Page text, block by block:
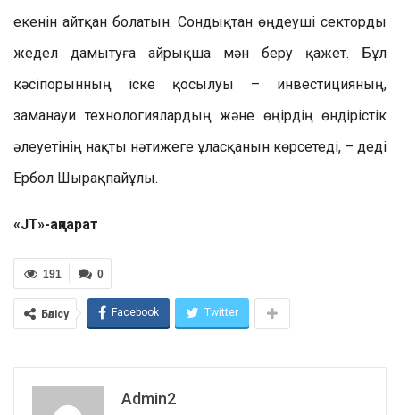
екенін айтқан болатын. Сондықтан өңдеуші секторды
жедел дамытуға айрықша мән беру қажет. Бұл
кәсіпорынның іске қосылуы – инвестицияның,
заманауи технологиялардың және өңірдің өндірістік
әлеуетінің нақты нәтижеге ұласқанын көрсетеді, – деді
Ербол Шырақпайұлы.
«JT»-ақпарат
0
191
Бөлісу Facebook Twitter
Admin2